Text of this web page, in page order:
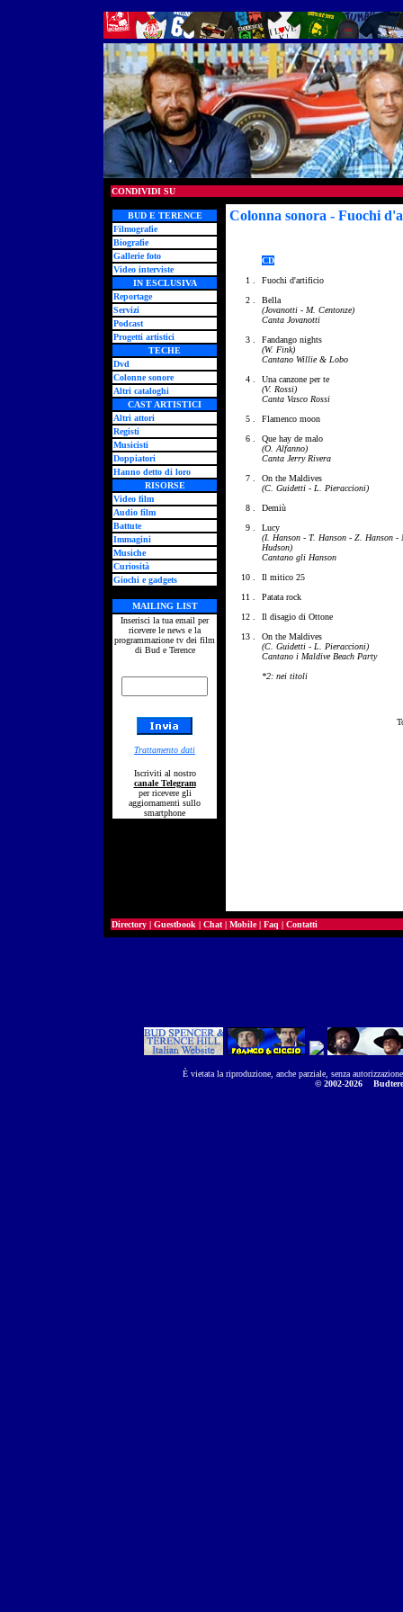
CONDIVIDI SU
BUD E TERENCE
Filmografie
Biografie
Gallerie foto
Video interviste
IN ESCLUSIVA
Reportage
Servizi
Podcast
Progetti artistici
TECHE
Dvd
Colonne sonore
Altri cataloghi
CAST ARTISTICI
Altri attori
Registi
Musicisti
Doppiatori
Hanno detto di loro
RISORSE
Video film
Audio film
Battute
Immagini
Musiche
Curiosità
Giochi e gadgets
MAILING LIST
Inserisci la tua email per
ricevere le news e la
programmazione tv dei film
di Bud e Terence
Trattamento dati
Iscriviti al nostro
canale Telegram
per ricevere gli
aggiornamenti sullo
smartphone
Colonna sonora - Fuochi
1 .
2 .
3 .
4 .
5 .
6 .
7 .
8 .
9 .
10 .
11 .
12 .
13 .
CD
Fuochi d'artificio
Bella
(Jovanotti - M. Centonze)
Canta Jovanotti
Fandango nights
(W. Fink)
Cantano Willie & Lobo
Una canzone per te
(V. Rossi)
Canta Vasco Rossi
Flamenco moon
Que hay de malo
(O. Alfanno)
Canta Jerry Rivera
On the Maldives
(C. Guidetti - L. Pieraccioni)
Demiù
Lucy
(I. Hanson - T. Hanson - Z. Hanson -
Hudson)
Cantano gli Hanson
Il mitico 25
Patata rock
Il disagio di Ottone
On the Maldives
(C. Guidetti - L. Pieraccioni)
Cantano i Maldive Beach Party
*2: nei titoli
Directory | Guestbook | Chat | Mobile| Faq | Contatti
È vietata la riproduzione, anche parziale, senza
© 2002-2026